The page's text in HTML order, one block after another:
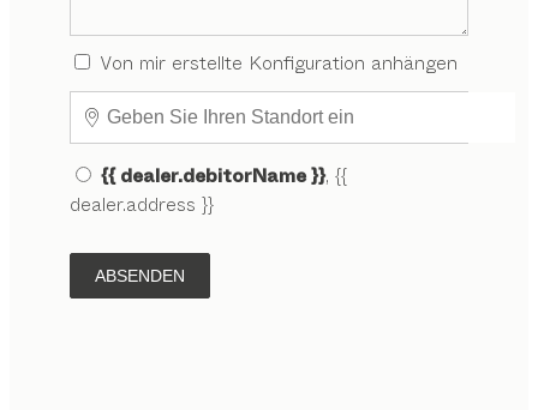
Von mir erstellte Konfiguration anhängen
{{ dealer.debitorName }}, {{
dealer.address }}
ABSENDEN